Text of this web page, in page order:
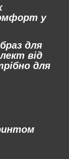
у
для
від
для